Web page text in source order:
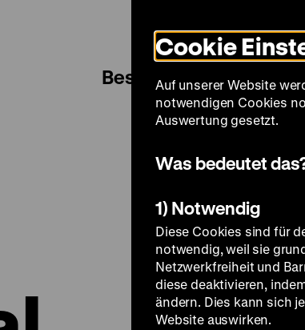
Besuch Spielplan
Cookie
Auf unserer Website
notwendigen Cookies
Auswertung gesetzt.
Was bedeutet
1) Notwendig
Diese Cookies sind für
notwendig, weil sie
Netzwerkfreiheit und
diese deaktivieren,
ändern. Dies kann sich
Website auswirken.